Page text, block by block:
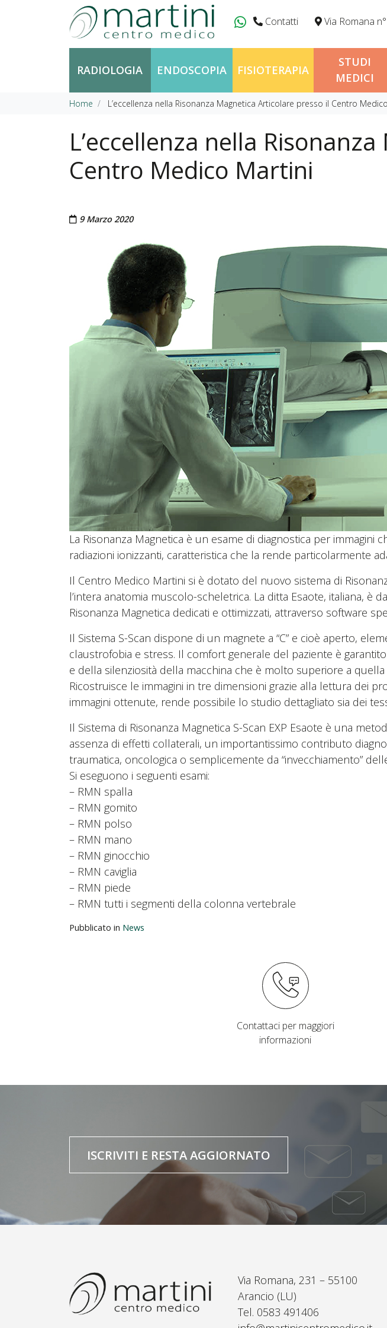
Vai al contenuto
Contatti Via Romana
RADIOLOGIA ENDOSCOPIA FISIOTERAPIA
STUDI
MEDICI
Home L’eccellenza nella Risonanza Magnetica Articolare presso il Centro
L’eccellenza nella
Centro Medico Martini
Pubblicato il
9 Marzo 2020
La Risonanza Magnetica è un esame di diagnostica per
radiazioni ionizzanti, caratteristica che la rende particolarmente
Il Centro Medico Martini si è dotato del nuovo sistema di
l’intera anatomia muscolo-scheletrica. La ditta Esaote, italiana,
Risonanza Magnetica dedicati e ottimizzati, attraverso software
Il Sistema S-Scan dispone di un magnete a “C” e cioè aperto,
claustrofobia e stress. Il comfort generale del paziente è
e della silenziosità della macchina che è molto superiore a quella
Ricostruisce le immagini in tre dimensioni grazie alla lettura dei
immagini ottenute, rende possibile lo studio dettagliato sia dei
Il Sistema di Risonanza Magnetica S-Scan EXP Esaote è una
assenza di effetti collaterali, un importantissimo contributo
traumatica, oncologica o semplicemente da “invecchiamento”
Si eseguono i seguenti esami:
– RMN spalla
– RMN gomito
– RMN polso
– RMN mano
– RMN ginocchio
– RMN caviglia
– RMN piede
– RMN tutti i segmenti della colonna vertebrale
Pubblicato in News
Contattaci per maggiori
informazioni
ISCRIVITI E RESTA AGGIORNATO
Via Romana, 231 – 55100
Arancio (LU)
Tel. 0583 491406